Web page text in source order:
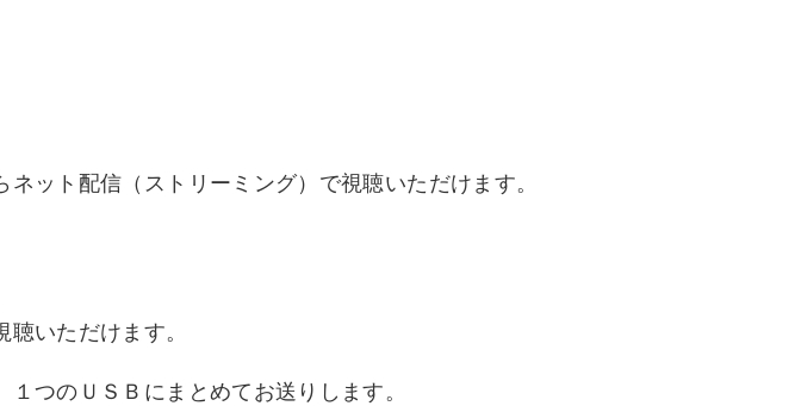
ット配信（ストリーミング）で視聴いただけます。
いただけます。
つのＵＳＢにまとめてお送りします。